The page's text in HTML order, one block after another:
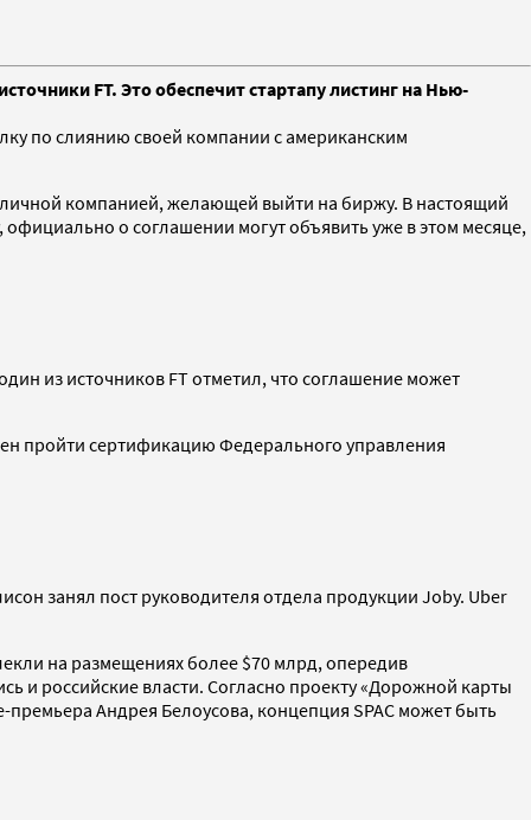
FT. Это обеспечит стартапу листинг на Нью-
по слиянию своей компании с американским
компанией, желающей выйти на биржу. В настоящий
о соглашении могут объявить уже в этом месяце,
из источников FT отметил, что соглашение может
пройти сертификацию Федерального управления
занял пост руководителя отдела продукции Joby. Uber
на размещениях более $70 млрд, опередив
и российские власти. Согласно проекту «Дорожной карты
Андрея Белоусова, концепция SPAC может быть